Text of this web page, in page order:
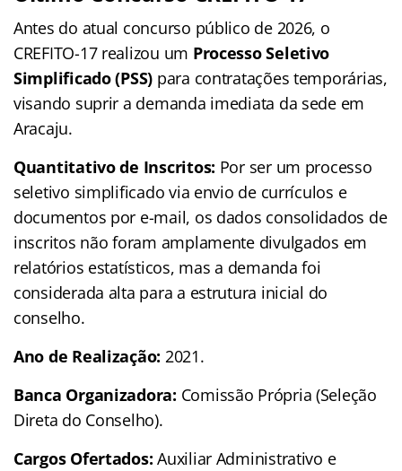
Antes do atual concurso público de 2026, o
CREFITO-17 realizou um Processo Seletivo
Simplificado (PSS) para contratações temporárias,
visando suprir a demanda imediata da sede em
Aracaju.
Quantitativo de Inscritos: Por ser um processo
seletivo simplificado via envio de currículos e
documentos por e-mail, os dados consolidados de
inscritos não foram amplamente divulgados em
relatórios estatísticos, mas a demanda foi
considerada alta para a estrutura inicial do
conselho.
Ano de Realização: 2021.
Banca Organizadora: Comissão Própria (Seleção
Direta do Conselho).
Cargos Ofertados: Auxiliar Administrativo e